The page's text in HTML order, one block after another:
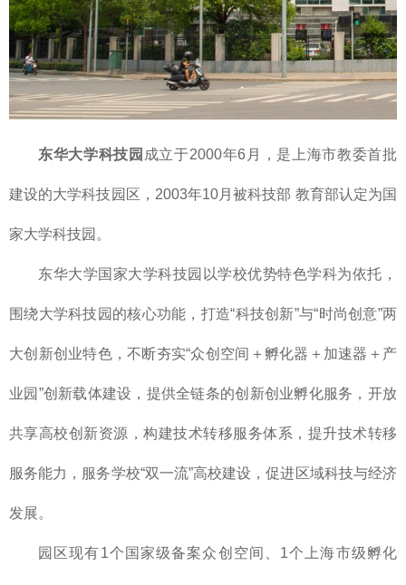
东华大学科技园 成立于2000年6月，是上海市教委首批
建设的大学科技园区，2003年10月被科技部 教育部认定为国
家大学科技园。
东华大学国家大学科技园以学校优势特色学科为依托，
围绕大学科技园的核心功能，打造“科技创新”与“时尚创意”两
大创新创业特色，不断夯实“众创空间＋孵化器＋加速器＋产
业园”创新载体建设，提供全链条的创新创业孵化服务，开放
共享高校创新资源，构建技术转移服务体系，提升技术转移
服务能力，服务学校“双一流”高校建设，促进区域科技与经济
发展。
园区现有1个国家级备案众创空间、1个上海市级孵化